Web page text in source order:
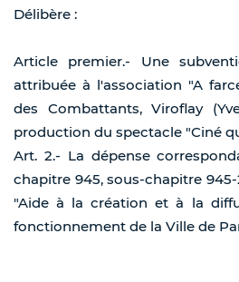
Délibère :
Article premier.- Une
attribuée à l'association "A
des Combattants, Viroflay
production du spectacle "Ciné
Art. 2.- La dépense
chapitre 945, sous-chapitre
"Aide à la création et à la
fonctionnement de la Ville de